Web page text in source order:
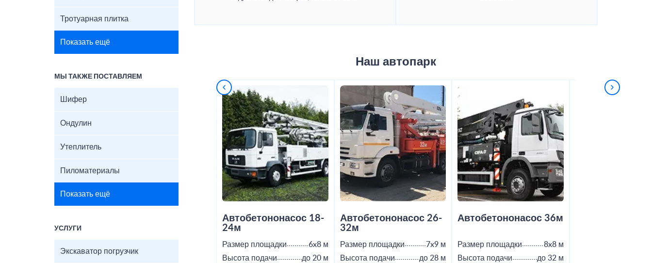
Тротуарная плитка
Показать ещё
МЫ ТАКЖЕ ПОСТАВЛЯЕМ
Шифер
Ондулин
Утеплитель
Пиломатериалы
Показать ещё
УСЛУГИ
Экскаватор погрузчик
Наш автопарк
Автобетононасос 18-
24м
Размер площадки
6x8 м
Высота подачи
до 20 м
Автобетононасос 26-
32м
Размер площадки
7x9 м
Высота подачи
до 28 м
Автобетононасос 36м
Размер площадки
8x8 м
Высота подачи
до 32 м